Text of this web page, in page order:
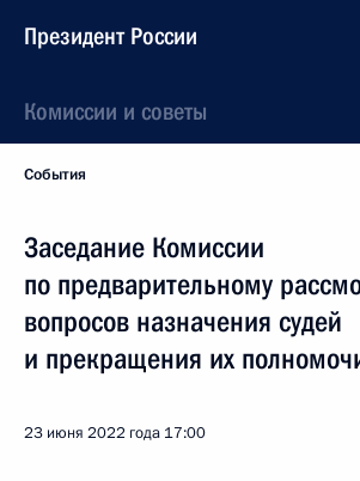
Президент России
Комиссии и советы
События
Заседание Комиссии
по предварительному
вопросов назначения судей
и прекращения их
23 июня 2022 года 17:00